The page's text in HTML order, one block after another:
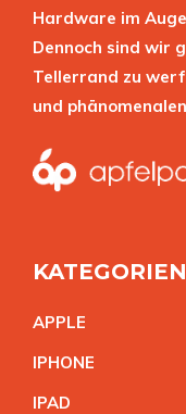
Hardware im
Dennoch sind wir
Tellerrand zu
und
KATEGORIEN
APPLE
IPHONE
IPAD